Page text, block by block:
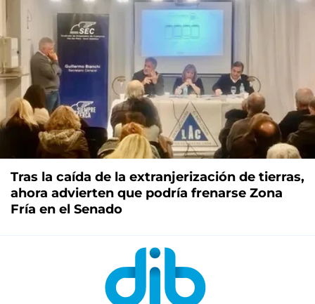
Tras la caída de la extranjerización de tierras,
ahora advierten que podría frenarse Zona
Fría en el Senado